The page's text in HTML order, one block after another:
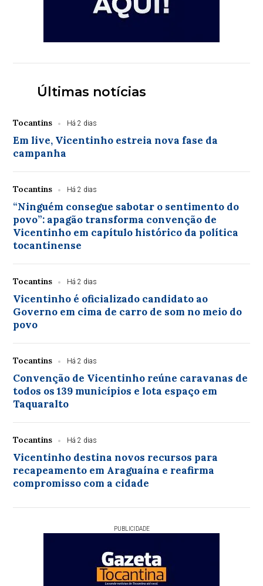
Últimas notícias
Tocantins Há 2 dias
Em live, Vicentinho estreia nova fase da
campanha
Tocantins Há 2 dias
“Ninguém consegue sabotar o sentimento do
povo”: apagão transforma convenção de
Vicentinho em capítulo histórico da política
tocantinense
Tocantins Há 2 dias
Vicentinho é oficializado candidato ao
Governo em cima de carro de som no meio do
povo
Tocantins Há 2 dias
Convenção de Vicentinho reúne caravanas de
todos os 139 municípios e lota espaço em
Taquaralto
Tocantins Há 2 dias
Vicentinho destina novos recursos para
recapeamento em Araguaína e reafirma
compromisso com a cidade
PUBLICIDADE